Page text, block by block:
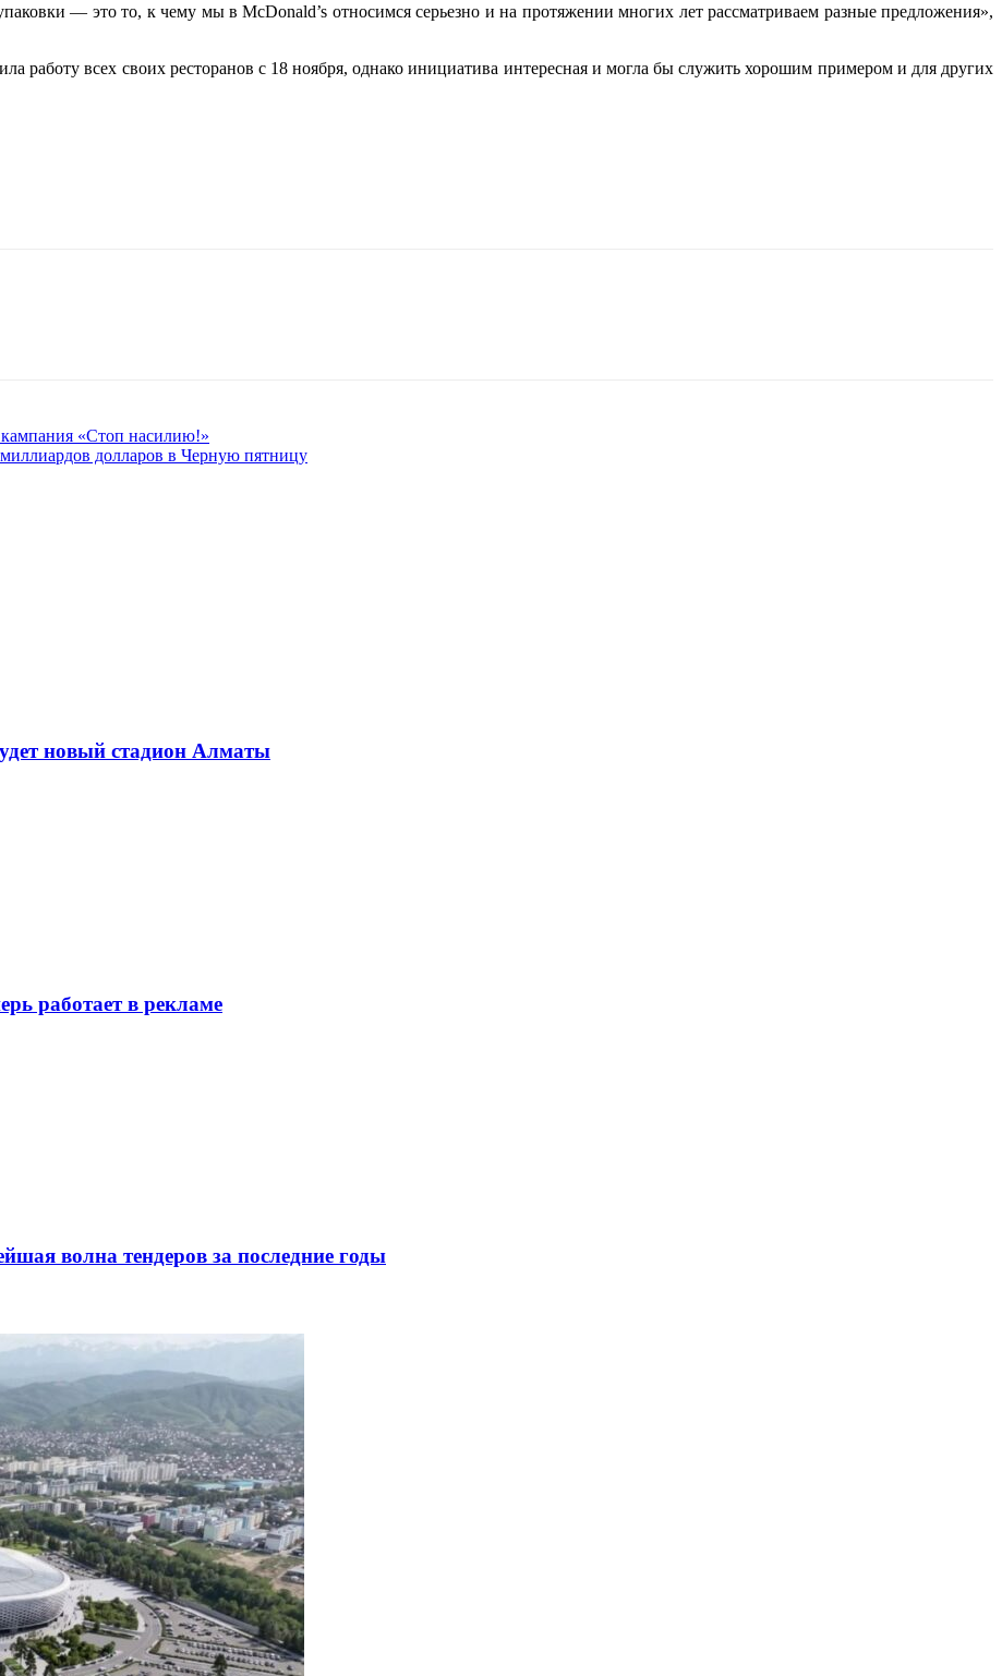
— это то, к чему мы в McDonald’s относимся серьезно и на протяжении многих лет рассматриваем разные предложения»,
работу всех своих ресторанов с 18 ноября, однако инициатива интересная и могла бы служить хорошим примером и для других
кампания «Стоп насилию!»
долларов в Черную пятницу
новый стадион Алматы
работает в рекламе
волна тендеров за последние годы